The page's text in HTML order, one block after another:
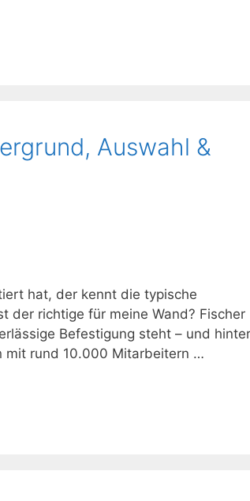
Auswahl &
hat, der kennt die typische
der richtige für meine Wand? Fischer
Befestigung steht – und hinter
mit rund 10.000 Mitarbeitern …